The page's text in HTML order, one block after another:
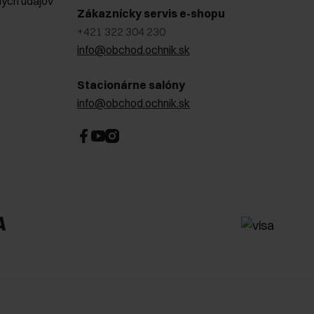
Zákaznícky servis e-shopu
+421 322 304 230
info@obchod.ochnik.sk
Stacionárne salóny
info@obchod.ochnik.sk